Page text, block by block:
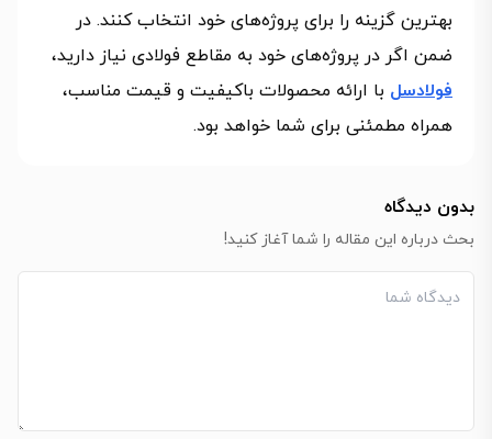
بهترین گزینه را برای پروژه‌های خود انتخاب کنند. در
ضمن اگر در پروژه‌های خود به مقاطع فولادی نیاز دارید،
فولادسل با ارائه محصولات باکیفیت و قیمت مناسب،
همراه مطمئنی برای شما خواهد بود.
بدون دیدگاه
بحث درباره این مقاله را شما آغاز کنید!